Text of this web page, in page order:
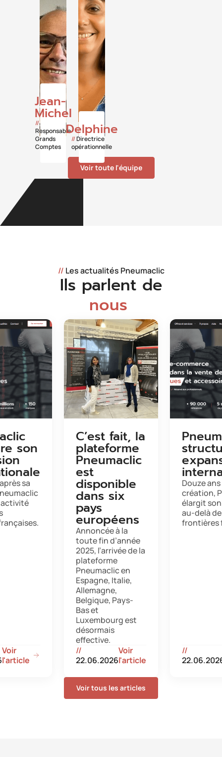
Jean-
Michel
//
Responsable
Grands
Comptes
Delphine
//Directrice
opérationnelle
Voir toute l'équipe
// Les actualités Pneumaclic
Ils parlent de
nous
son
sa
Voir
l'article
C’est fait, la
plateforme
Pneumaclic
est
disponible
dans six
pays
européens
Annoncée à la
toute fin d’année
2025, l’arrivée de la
plateforme
Pneumaclic en
Espagne, Italie,
Allemagne,
Belgique, Pays-
Bas et
Luxembourg est
désormais
effective.
//
22.06.2026
Voir
l'article
Douze
création,
élargit
au-delà
frontières
//
Voir tous les articles